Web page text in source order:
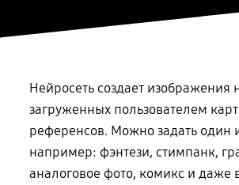
Нейросеть создает изображения
загруженных пользователем
референсов. Можно задать один
например: фэнтези, стимпанк,
аналоговое фото, комикс и даже